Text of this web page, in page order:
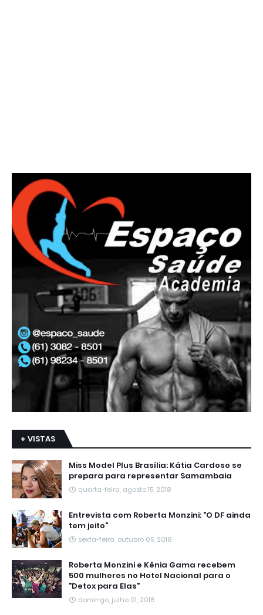
+ VISTAS
Miss Model Plus Brasília: Kátia Cardoso se
prepara para representar Samambaia
quarta-feira, agosto 15, 2018
Entrevista com Roberta Monzini: "O DF ainda
tem jeito"
sexta-feira, outubro 05, 2018
Roberta Monzini e Kênia Gama recebem
500 mulheres no Hotel Nacional para o
"Detox para Elas"
domingo, julho 01, 2018